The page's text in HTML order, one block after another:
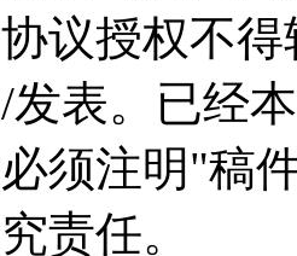
议授权不
表。已经
须注明"稿
责任。